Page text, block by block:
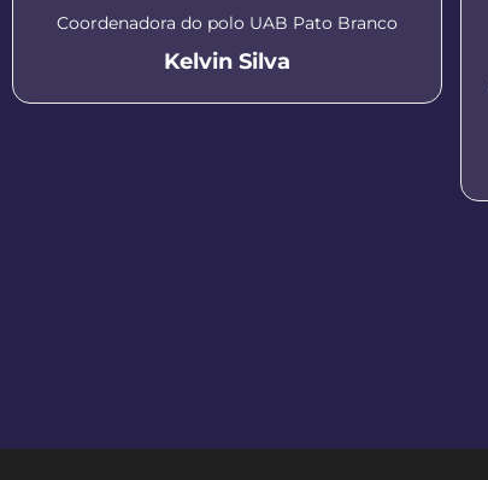
Coordenadora do polo UAB Pato Branco
Kelvin Silva